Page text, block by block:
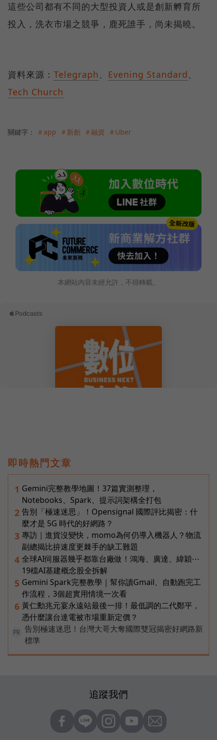
這些公司都有不同的大型投資人或是創新孵育所
投入，洗衣市場之競爭，鹿死誰手，尚未揭曉。
資料來源： Telegraph Evening Standard
Tech Church
關鍵字： ＃app ＃新創 ＃融資 ＃Uber
本網站內容未經允許，不得轉載。
即時熱門文章
1 Gemini完整教學地圖！37篇實測整理，
Notebooks、Spark、提示詞架構全打包
2 告別「極速迷思」！Opensignal 國際評比揭密：什
麼才是 5G 時代的好網路？
3 專訪｜進貨沒變快，momo為何仍導入機器人？物流
副總揭比拚速度更棘手的缺工難題
4 全球AI伺服器幾乎都靠台廠做！鴻海、廣達、緯穎⋯
19檔AI基建概念股全拆解
5 Gemini Spark完整教學｜幫你讀Gmail、自動跑完工
作流程，3個超實用情境一次看
6 黃仁勳兆元宴永遠站最後一排！最低調的二代鄭平，
憑什麼讓台達電被市場重新定價？
PR
告別極速迷思！台灣大哥大奪國際雙冠揭密好網路新
標準
追蹤我們